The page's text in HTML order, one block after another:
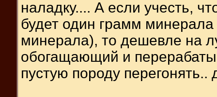
наладку.... А если учесть,
будет один грамм
минерала), то дешевле на
обогащающий и
пустую породу